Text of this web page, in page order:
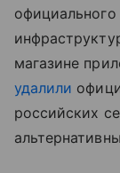
магазине
удалили
российских